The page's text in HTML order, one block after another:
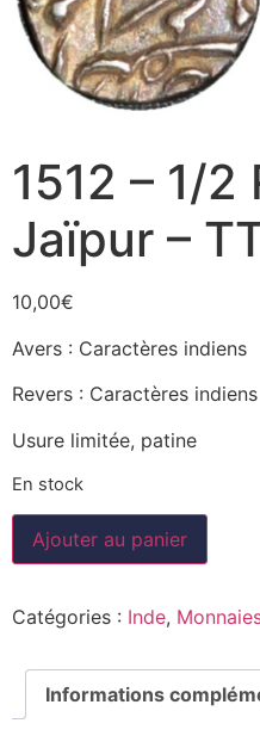
1512 – 1/2
Jaïpur –
10,00€
Avers : Caractères indiens
Revers : Caractères indiens
Usure limitée, patine
En stock
Ajouter au panier
Catégories : Inde,
Informations